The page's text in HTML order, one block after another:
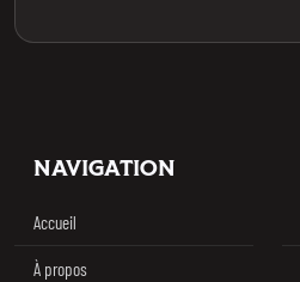
Footer
NAVIGATION
Accueil
À propos